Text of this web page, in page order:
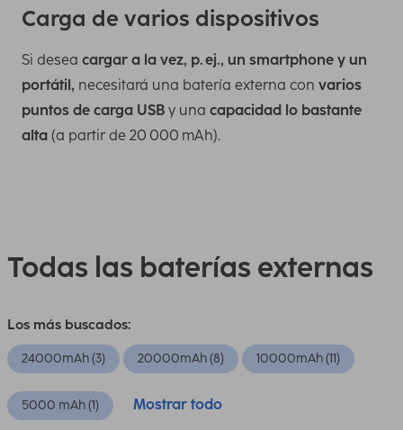
Carga de varios dispositivos
Si desea cargar a la vez, p. ej., un smartphone y un
portátil, necesitará una batería externa con varios
puntos de carga USB y una capacidad lo bastante
alta (a partir de 20 000 mAh).
Todas las baterías externas
Los más buscados:
24000mAh (3) 20000mAh (8) 10000mAh (11)
5000 mAh (1) Mostrar todo